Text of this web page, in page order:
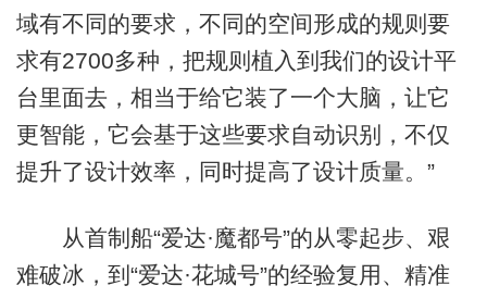
域有不同的要求，不同的空间形成的规则要
求有2700多种，把规则植入到我们的设计平
台里面去，相当于给它装了一个大脑，让它
更智能，它会基于这些要求自动识别，不仅
提升了设计效率，同时提高了设计质量。”
从首制船“爱达·魔都号”的从零起步、艰
难破冰，到“爱达·花城号”的经验复用、精准